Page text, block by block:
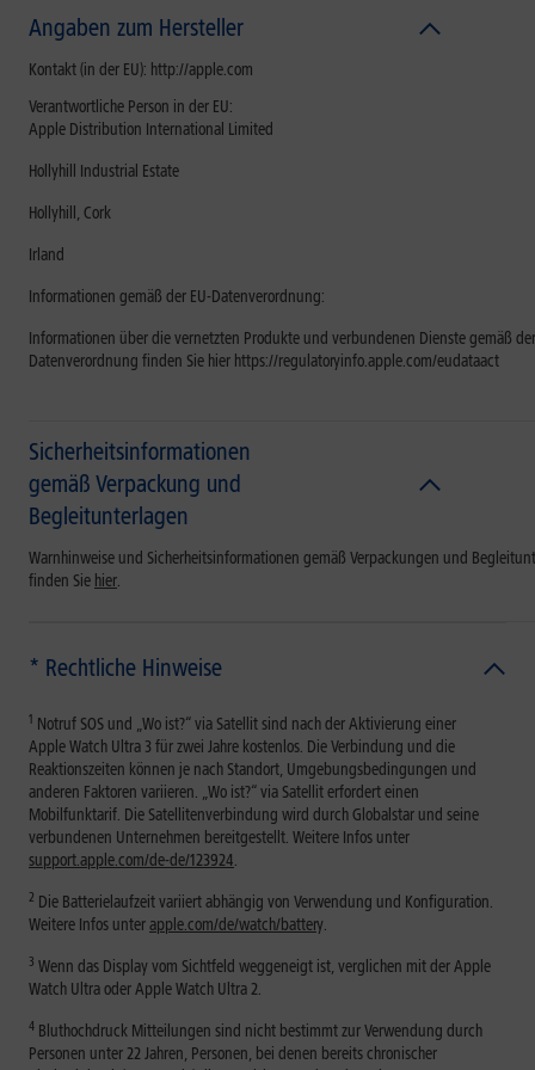
Angaben zum Hersteller
Kontakt (in der EU): http://apple.com
Verantwortliche Person in der EU:
Apple Distribution International Limited
Hollyhill Industrial Estate
Hollyhill, Cork
Irland
Informationen gemäß der EU-Datenverordnung:
Informationen über die vernetzten Produkte und verbundenen Dienste gemäß
Datenverordnung finden Sie hier https://regulatoryinfo.apple.com/eudataact
Sicherheitsinformationen
gemäß Verpackung und
Begleitunterlagen
Warnhinweise und Sicherheitsinformationen gemäß Verpackungen und
finden Sie hier.
* Rechtliche Hinweise
1 Notruf SOS und „Wo ist?“ via Satellit sind nach der Aktivierung einer
Apple Watch Ultra 3 für zwei Jahre kostenlos. Die Verbindung und die
Reaktionszeiten können je nach Standort, Umgebungsbedingungen und
anderen Faktoren variieren. „Wo ist?“ via Satellit erfordert einen
Mobilfunktarif. Die Satellitenverbindung wird durch Globalstar und seine
verbundenen Unternehmen bereitgestellt. Weitere Infos unter
support.apple.com/de-de/123924.
2 Die Batterielaufzeit variiert abhängig von Verwendung und Konfiguration.
Weitere Infos unterapple.com/de/watch/battery.
3 Wenn das Display vom Sichtfeld weggeneigt ist, verglichen mit der Apple
Watch Ultra oder Apple Watch Ultra 2.
4 Bluthochdruck Mitteilungen sind nicht bestimmt zur Verwendung durch
Personen unter 22 Jahren, Personen, bei denen bereits chronischer